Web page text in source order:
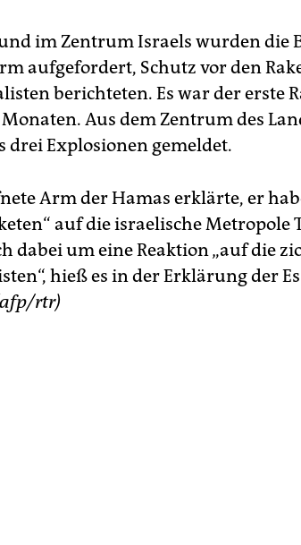
im Zentrum Israels wurden die
aufgefordert, Schutz vor den
berichteten. Es war der erste
Aus dem Zentrum des
drei Explosionen gemeldet.
Arm der Hamas erklärte, er
auf die israelische Metropole
dabei um eine Reaktion „auf die
hieß es in der Erklärung der
rtr)